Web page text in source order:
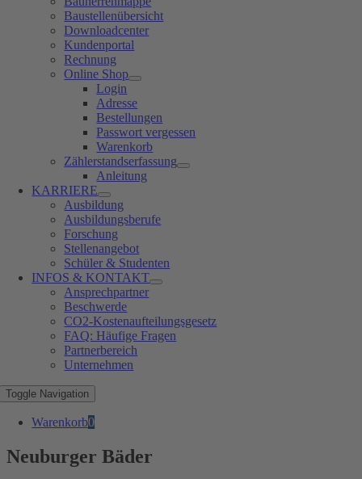
Baustellenübersicht
Downloadcenter
Kundenportal
Rechnung
Online Shop
Login
Adresse
Bestellungen
Passwort vergessen
Warenkorb
Zählerstandserfassung
Anleitung
KARRIERE
Ausbildung
Ausbildungsberufe
Forschung
Stellenangebot
Schüler & Studenten
INFOS & KONTAKT
Ansprechpartner
Beschwerde
CO2-Kostenaufteilungsgesetz
FAQ: Häufige Fragen
Partnerbereich
Unternehmen
Toggle Navigation
Warenkorb0
Neuburger Bäder